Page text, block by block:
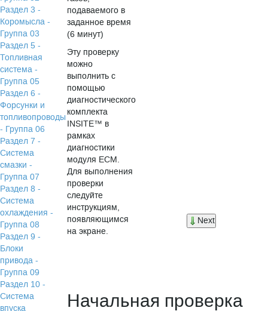
Раздел 3 -
Коромысла -
Группа 03
Раздел 5 -
Топливная
система -
Группа 05
Раздел 6 -
Форсунки и
топливопроводы
- Группа 06
Раздел 7 -
Система
смазки -
Группа 07
Раздел 8 -
Система
охлаждения -
Группа 08
Раздел 9 -
Блоки
привода -
Группа 09
Раздел 10 -
Система
впуска
подаваемого в
заданное время
(6 минут)
Эту проверку
можно
выполнить с
помощью
диагностического
комплекта
INSITE™ в
рамках
диагностики
модуля ЕСМ.
Для выполнения
проверки
следуйте
инструкциям,
появляющимся
на экране.
Next
Начальная проверка